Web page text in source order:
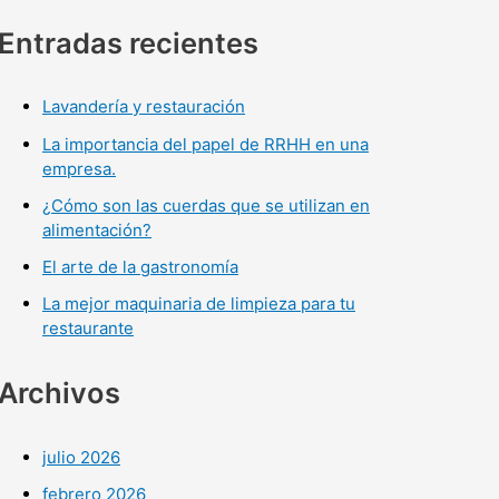
recientes
Lavandería y restauración
La importancia del papel de RRHH en una
empresa.
¿Cómo son las cuerdas que se utilizan en
alimentación?
El arte de la gastronomía
La mejor maquinaria de limpieza para tu
restaurante
julio 2026
febrero 2026